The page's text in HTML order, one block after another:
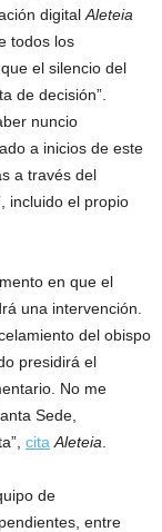
digital Aleteia
todos los
el silencio del
de decisión”.
nuncio
a inicios de este
a través del
incluido el propio
en que el
una intervención.
del obispo
presidirá el
No me
Sede,
cita Aleteia
de
entre